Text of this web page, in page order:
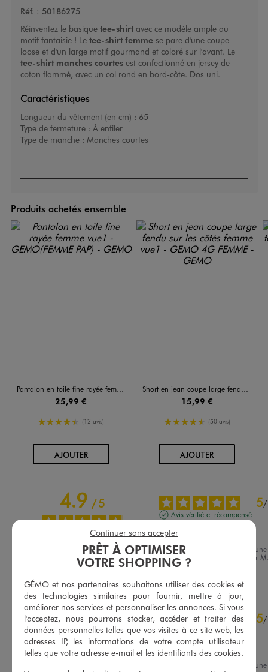
Réf. : 50186275
Réinventez le basiquetee-shirt avec ce modèle ample au
motif fantaisie ! Letee-shirt femmese pare d'une coupe
loose et d'un large motif gourmand et coloré sur l'avant. Le
tee-shirt manches courtesest confectionné en jersey de
coton flammé, avec un col rond en bord-côte. Dos uni.
Caractéristiques
Longueur du vêtement (en cm) : 65
Type de fermeture : À enfiler
Type de manche : Manches courtes
Produits achetés ensemble
Pantalon en toile fine rayée femme
25,99 €
4.5/5 de moyenne
(12 avis)
AJOUTERAU PANIER
Short en jean coupe large fendu sur les côtés femme
15,99 €
4.5/5 de moyenne
(50 avis)
AJOUTERAU PANIER
4.9/5
avis soumis à un
contrôle
Voir tous les avis sur ce site
5étoiles
13
4étoiles
0
3étoiles
1
2étoiles
0
1étoile 0
5/
Avis vérifié et récompensé
Bonne qualite
Avis du15/07/2026
, suite à une
expérience du
par
Utile Signaler
5/
Avis vérifié et récompensé
Oversize juste ce qu'il faut
, suite à une
PRÊT À OPTIMISER
VOTRE SHOPPING ?
GÉMO et nos partenaires souhaitons utiliser des cookies et
des technologies similaires pour fournir, mettre à jour,
améliorer nos services et personnaliser les annonces. Si vous
l'acceptez, nous pourrons stocker, accéder et traiter des
données personnelles telles que vos visites à ce site web, les
adresses IP, les informations de votre compte utilisateur
telles que votre adresse e-mail et les identifiants des cookies.
Continuer sans accepter